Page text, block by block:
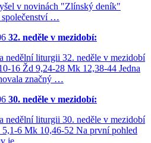
v novinách "Zlínský deník"
společenství …
32. neděle v mezidobí:
nedělní liturgii 32. neděle v mezidobí
16 Žd 9,24-28 Mk 12,38-44 Jedna
značný …
30. neděle v mezidobí:
nedělní liturgii 30. neděle v mezidobí
6 Mk 10,46-52 Na první pohled
je …